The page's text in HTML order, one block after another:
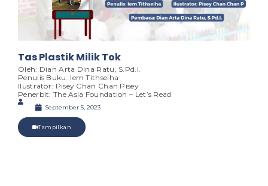
Tas Plastik Milik Tok
Oleh: Dian Arta Dina Ratu, S.Pd.I.
Penulis Buku: Iem Tithseiha
Ilustrator: Pisey Chan Chan Pisey
Penerbit: The Asia Foundation – Let’s Read
September 5, 2023
Tampilkan